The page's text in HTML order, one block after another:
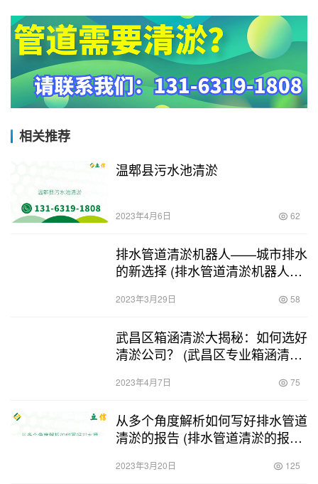
相关推荐
温郫县污水池清淤
2023年4月6日 62
排水管道清淤机器人——城市排水
的新选择 (排水管道清淤机器人图
2023年3月29日 58
武昌区箱涵清淤大揭秘：如何选好
清淤公司？ (武昌区专业箱涵清淤
2023年4月7日 75
从多个角度解析如何写好排水管道
清淤的报告 (排水管道清淤的报告
2023年3月20日 125